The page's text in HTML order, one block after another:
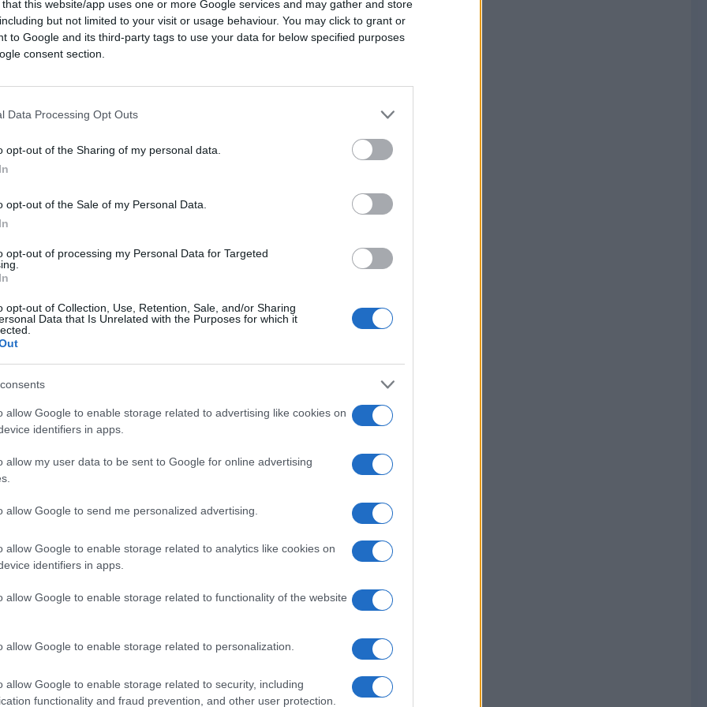
that this website/app uses one or more Google services and may gather and store
but not limited to your visit or usage behaviour. You may click to grant or
to Google and its third-party tags to use your data for below specified purposes
consent section.
Data Processing Opt Outs
opt-out of the Sharing of my personal data.
opt-out of the Sale of my Personal Data.
opt-out of processing my Personal Data for Targeted
opt-out of Collection, Use, Retention, Sale, and/or Sharing
Data that Is Unrelated with the Purposes for which it
allow Google to enable storage related to advertising like cookies on
identifiers in apps.
allow my user data to be sent to Google for online advertising
allow Google to send me personalized advertising.
allow Google to enable storage related to analytics like cookies on
identifiers in apps.
allow Google to enable storage related to functionality of the website
allow Google to enable storage related to personalization.
allow Google to enable storage related to security, including
functionality and fraud prevention, and other user protection.
a Corbyn dopo il clamoroso
riedizione della terza via di Tony Blair,
di una edulcorata
una
al Pd una sorta di rilevanza mondiale in
A conferma viene richiamata una
globale, come se le democrazie
da forze tali solo per essere di
essere condannata a svolgere solo
di Truman, protettrice del mondo
regionali dove l’unica mediazione
militare non solo tecnicamente efficace
della America di Delano Roosevelt,
destinata a divenire la dottrina
caratterizzata da una larga
daRepubblicadi lunedì 23 novembre, con
a Lion Barber, ex direttore del
di per sé espressivo“Intesa con Starmer
il compito salvifico di una intesa
nell’ambiente di sinistra nostrano si
sia un populista. Ecco allora la
Trump era il leader indiscusso del
confermando il sospetto che l’attuale
è il peggior nemico della
anche del populismo europeo, quindi
grande alleanza, di cui, peraltro lo